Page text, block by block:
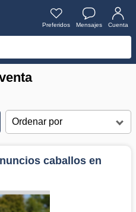
Preferidos Mensajes Cuenta
caballos en